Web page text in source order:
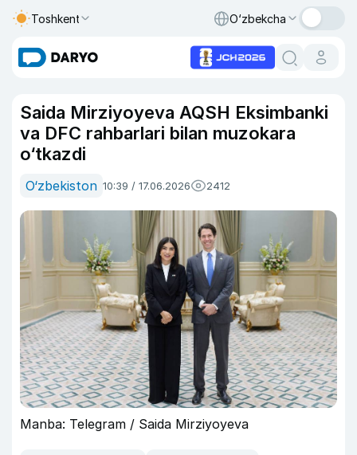
Toshkent O‘zbekcha
Saida Mirziyoyeva AQSH Eksimbanki
va DFC rahbarlari bilan muzokara
o‘tkazdi
O‘zbekiston 10:39 / 17.06.2026 2412
Manba: Telegram / Saida Mirziyoyeva